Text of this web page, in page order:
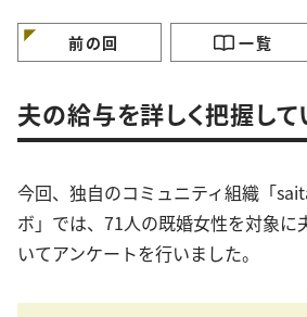
ておくコツ」3選 ーがランクイン
前の回 一覧
夫の給与を詳しく把握し
今回、独自のコミュニティ組織「
ボ」では、71人の既婚女性を対象に
いてアンケートを行いました。